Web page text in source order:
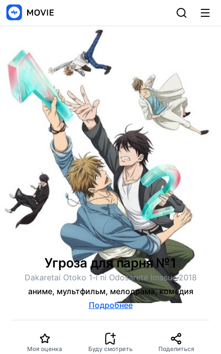
Угроза для парня №1
Dakaretai Otoko 1-i ni Odosarete Imasu., 2018
аниме, мультфильм, мелодрама, комедия
Подробнее
Моя оценка Буду смотреть Поделиться